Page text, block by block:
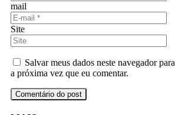
mail
Site
Salvar meus dados neste navegador para
a próxima vez que eu comentar.